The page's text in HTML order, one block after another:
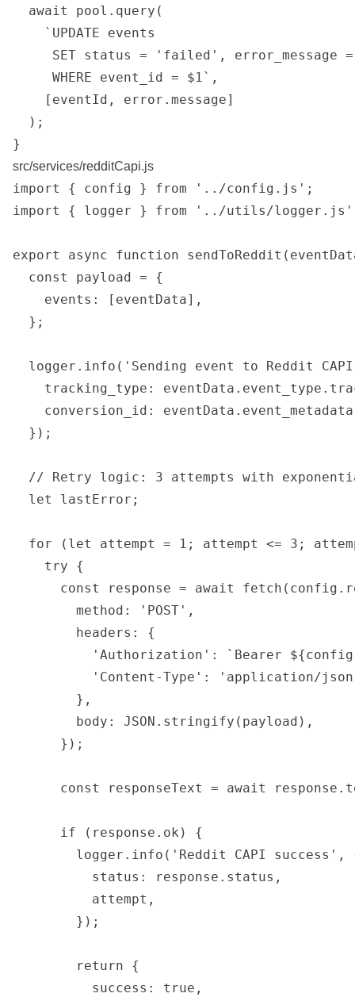
  await pool.query(
    `UPDATE events
SET status = 'failed', error_message
     WHERE event_id = $1`,
    [eventId, error.message]
  );
src/services/redditCapi.js
import { config } from '../config.js';
import { logger } from '../utils/
export async function
  const payload = {
    events: [eventData],
  };
logger.info('Sending event to Reddit
tracking_type:
conversion_id:
  });
// Retry logic: 3 attempts with
  let lastError;
for (let attempt = 1; attempt <= 3;
    try {
const response = await
        method: 'POST',
        headers: {
'Authorization': `Bearer
'Content-Type': 'application/
        },
        body: JSON.stringify(payload),
      });
const responseText = await
      if (response.ok) {
logger.info('Reddit CAPI success',
          status: response.status,
          attempt,
        });
        return {
          success: true,